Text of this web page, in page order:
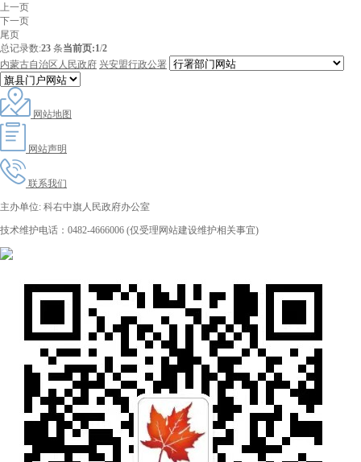
上一页
下一页
尾页
总记录数:23 条当前页:1/2
内蒙古自治区人民政府 兴安盟行政公署
网站地图
网站声明
联系我们
主办单位: 科右中旗人民政府办公室
技术维护电话：0482-4666006 (仅受理网站建设维护相关事宜)